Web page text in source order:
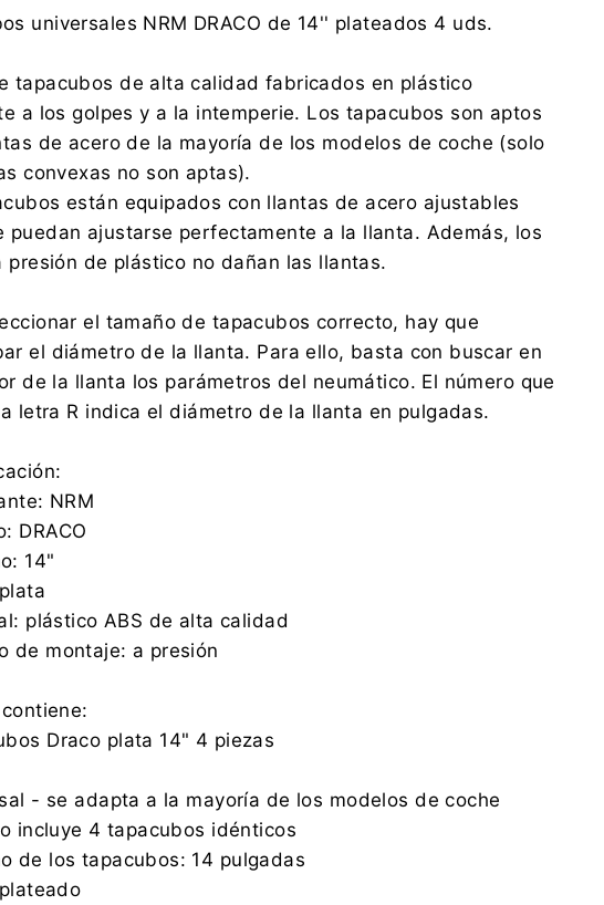
NRM Sp. z o.o.
Wspólna 7, 62-065 Grodzisk Wielkopolski
0048 614 448 683
NRM Sp. z o.o.
Wspólna 7, 62-065 Grodzisk Wielkopolski
office@nrm.pl
0048 614 448 683
universales NRM DRACO de 14'' plateados 4 uds.
tapacubos de alta calidad fabricados en plástico
a los golpes y a la intemperie. Los tapacubos son aptos
de acero de la mayoría de los modelos de coche (solo
convexas no son aptas).
están equipados con llantas de acero ajustables
puedan ajustarse perfectamente a la llanta. Además, los
presión de plástico no dañan las llantas.
el tamaño de tapacubos correcto, hay que
el diámetro de la llanta. Para ello, basta con buscar en
de la llanta los parámetros del neumático. El número que
letra R indica el diámetro de la llanta en pulgadas.
NRM
DRACO
14"
plástico ABS de alta calidad
de montaje: a presión
Draco plata 14" 4 piezas
- se adapta a la mayoría de los modelos de coche
incluye 4 tapacubos idénticos
de los tapacubos: 14 pulgadas